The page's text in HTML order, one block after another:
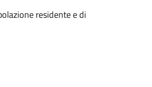
residente e di